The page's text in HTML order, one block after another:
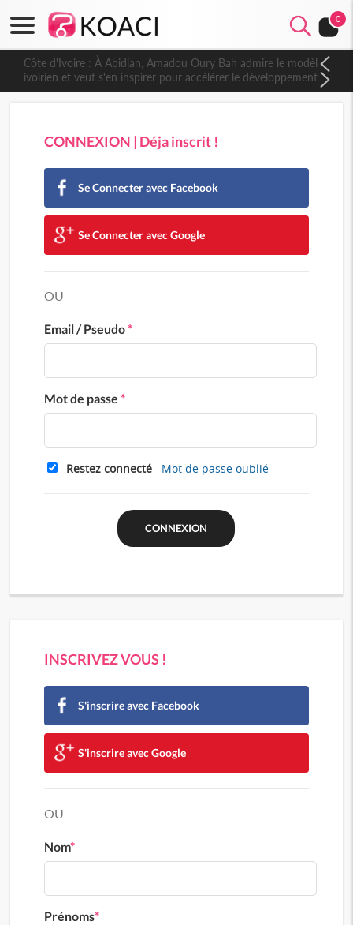
0
Côte d'Ivoire : À Abidjan, Amadou Oury Bah admire le modèle
ivoirien et veut s'en inspirer pour accélérer le développement
de la Guinée
CONNEXION | Déja inscrit !
Se Connecter avec Facebook
Se Connecter avec Google
OU
Email / Pseudo*
Mot de passe *
Restez connecté Mot de passe oublié
INSCRIVEZ VOUS !
S'inscrire avec Facebook
S'inscrire avec Google
OU
Nom*
Prénoms*